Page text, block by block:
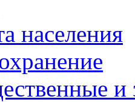
населения
и